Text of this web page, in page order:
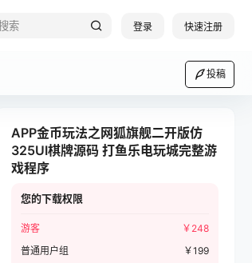
登录 快速注册
投稿
APP金币玩法之网狐旗舰二开版仿
325UI棋牌源码 打鱼乐电玩城完整游
戏程序
您的下载权限
游客 ￥ 248
普通用户组
￥199